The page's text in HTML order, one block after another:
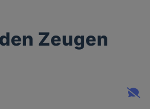
Zeugen